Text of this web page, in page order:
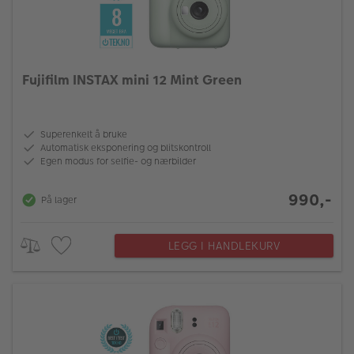
Fujifilm INSTAX mini 12 Mint Green
Superenkelt å bruke
Automatisk eksponering og blitskontroll
Egen modus for selfie- og nærbilder
På lager 990,-
LEGG I HANDLEKURV